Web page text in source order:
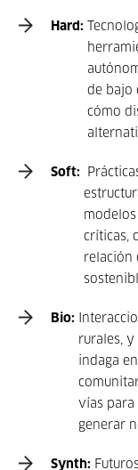
Hard:
de bajo
cómo
Soft:
críticas,
relación
Bio:
rurales,
indaga
vías para
generar
Synth: